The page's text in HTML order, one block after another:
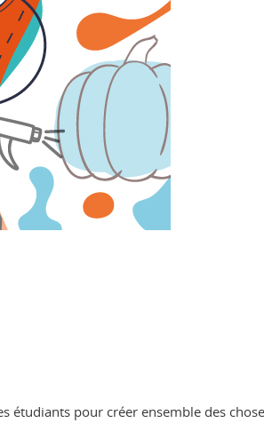
étudiants pour créer ensemble des